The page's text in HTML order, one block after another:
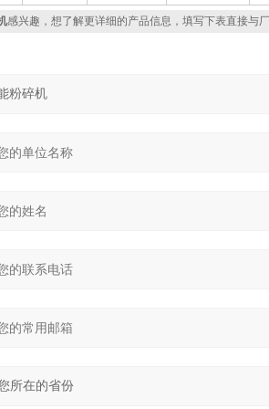
感兴趣，想了解更详细的产品信息，填写下表直接与厂